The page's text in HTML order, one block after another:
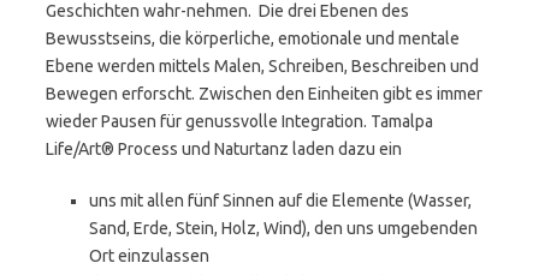
Geschichten wahr-nehmen. Die drei Ebenen des
Bewusstseins, die körperliche, emotionale und mentale
Ebene werden mittels Malen, Schreiben, Beschreiben und
Bewegen erforscht. Zwischen den Einheiten gibt es immer
wieder Pausen für genussvolle Integration. Tamalpa
Life/Art® Process und Naturtanz laden dazu ein
uns mit allen fünf Sinnen auf die Elemente (Wasser,
Sand, Erde, Stein, Holz, Wind), den uns umgebenden
Ort einzulassen